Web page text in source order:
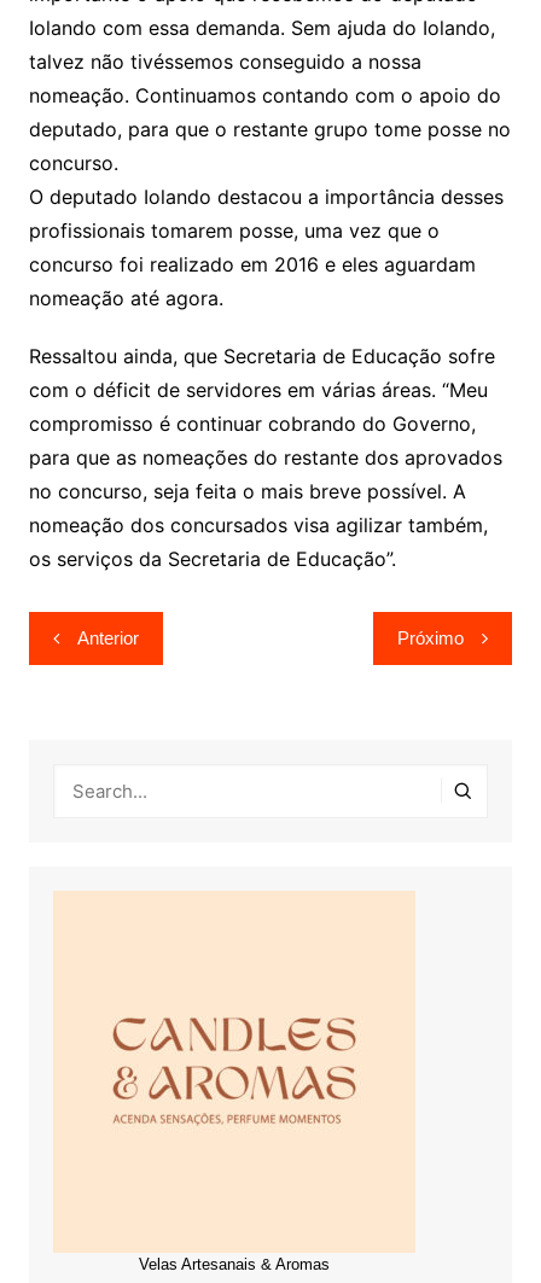
Iolando com essa demanda. Sem ajuda do Iolando,
talvez não tivéssemos conseguido a nossa
nomeação. Continuamos contando com o apoio do
deputado, para que o restante grupo tome posse no
concurso.
O deputado Iolando destacou a importância desses
profissionais tomarem posse, uma vez que o
concurso foi realizado em 2016 e eles aguardam
nomeação até agora.
Ressaltou ainda, que Secretaria de Educação sofre
com o déficit de servidores em várias áreas. “Meu
compromisso é continuar cobrando do Governo,
para que as nomeações do restante dos aprovados
no concurso, seja feita o mais breve possível. A
nomeação dos concursados visa agilizar também,
os serviços da Secretaria de Educação”.
Navegação
de
Anterior Próximo
Velas Artesanais & Aromas